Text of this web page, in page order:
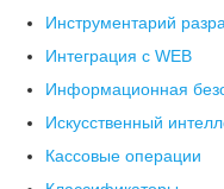
Инструментарий
Интеграция с WEB
Информационная
Искусственный
Кассовые операции